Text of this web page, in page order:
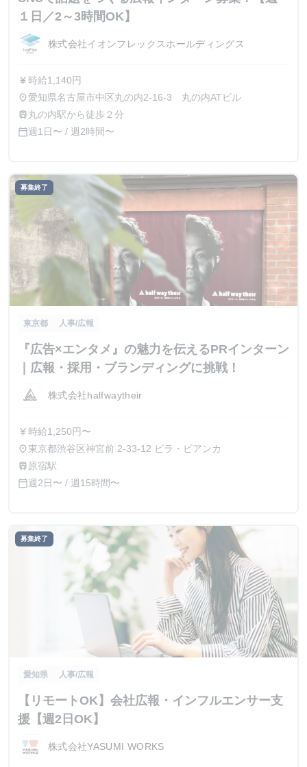
１日／2～3時間OK】
株式会社イオンフレックスホールディングス
currency_yen 時給1,140円
place愛知県名古屋市中区丸の内2-16-3 丸の内ATビル
train 丸の内駅から徒歩２分
calendar_today週1日〜 / 週2時間〜
募集終了
東京都 人事/広報
『広告×エンタメ』の魅力を伝えるPRインターン
｜広報・採用・ブランディングに挑戦！
株式会社halfwaytheir
currency_yen 時給1,250円〜
place東京都渋谷区神宮前 2-33-12 ビラ・ビアンカ
train 原宿駅
calendar_today週2日〜 / 週15時間〜
募集終了
愛知県 人事/広報
【リモートOK】会社広報・インフルエンサー支
援【週2日OK】
株式会社YASUMI WORKS